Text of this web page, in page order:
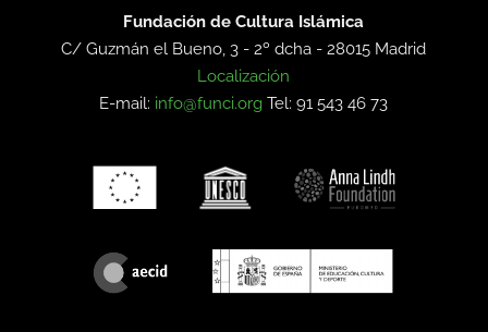
Fundación de Cultura Islámica
C/ Guzmán el Bueno, 3 - 2º dcha -28015 Madrid
Localización
E-mail: info@funci.org Tel: 91 543 46 73